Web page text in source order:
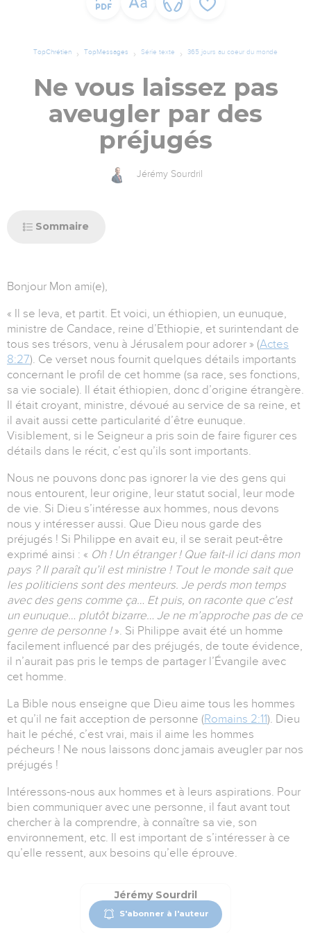
TopChrétien TopMessages Série texte 365 jours au coeur du monde
Ne vous laissez pas
aveugler par des
préjugés
Jérémy Sourdril
Sommaire
Bonjour Mon ami(e),
« Il se leva, et partit. Et voici, un éthiopien, un eunuque,
ministre de Candace, reine d’Ethiopie, et surintendant de
tous ses trésors, venu à Jérusalem pour adorer » (Actes
8:27). Ce verset nous fournit quelques détails importants
concernant le profil de cet homme (sa race, ses fonctions,
sa vie sociale). Il était éthiopien, donc d’origine étrangère.
Il était croyant, ministre, dévoué au service de sa reine, et
il avait aussi cette particularité d’être eunuque.
Visiblement, si le Seigneur a pris soin de faire figurer ces
détails dans le récit, c’est qu’ils sont importants.
Nous ne pouvons donc pas ignorer la vie des gens qui
nous entourent, leur origine, leur statut social, leur mode
de vie. Si Dieu s’intéresse aux hommes, nous devons
nous y intéresser aussi. Que Dieu nous garde des
préjugés ! Si Philippe en avait eu, il se serait peut-être
exprimé ainsi : « Oh ! Un étranger ! Que fait-il ici dans mon
pays ? Il paraît qu’il est ministre ! Tout le monde sait que
les politiciens sont des menteurs. Je perds mon temps
avec des gens comme ça… Et puis, on raconte que c’est
un eunuque… plutôt bizarre… Je ne m’approche pas de ce
genre de personne ! ». Si Philippe avait été un homme
facilement influencé par des préjugés, de toute évidence,
il n’aurait pas pris le temps de partager l’Évangile avec
cet homme.
La Bible nous enseigne que Dieu aime tous les hommes
et qu’il ne fait acception de personne (Romains 2:11). Dieu
hait le péché, c’est vrai, mais il aime les hommes
pécheurs ! Ne nous laissons donc jamais aveugler par nos
préjugés !
Intéressons-nous aux hommes et à leurs aspirations. Pour
bien communiquer avec une personne, il faut avant tout
chercher à la comprendre, à connaître sa vie, son
environnement, etc. Il est important de s’intéresser à ce
qu’elle ressent, aux besoins qu’elle éprouve.
Jérémy Sourdril
S'abonner à l'auteur